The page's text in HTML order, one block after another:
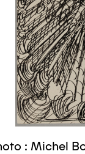
: Michel